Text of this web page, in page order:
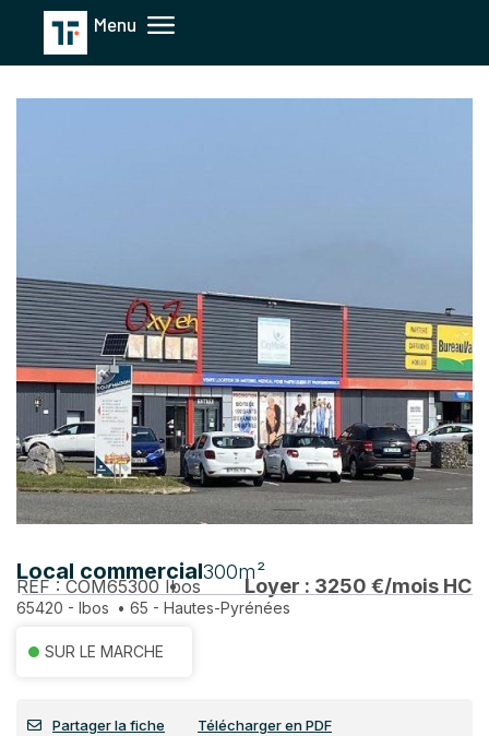
Local commercial300m²
REF : COM65300 Ibos Loyer : 3250 €/mois HC
65420 - Ibos • 65 - Hautes-Pyrénées
SUR LE MARCHE
Télécharger en PDF
Partager la fiche